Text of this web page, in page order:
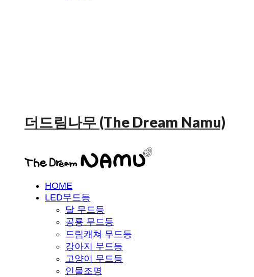
더드림나무 (The Dream Namu)
HOME
LED무드등
달 무드등
공룡 무드등
드림캐쳐 무드등
강아지 무드등
고양이 무드등
인물조명